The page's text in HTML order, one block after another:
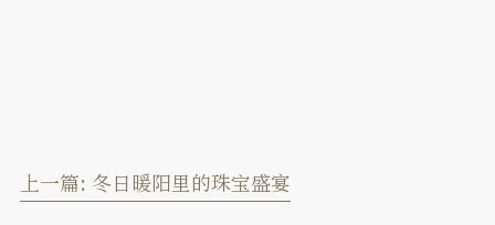
上一篇: 冬日暖阳里的珠宝盛宴